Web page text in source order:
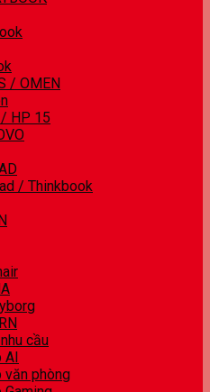
/ OMEN
HP 15
/ Thinkbook
cầu
AI
văn phòng